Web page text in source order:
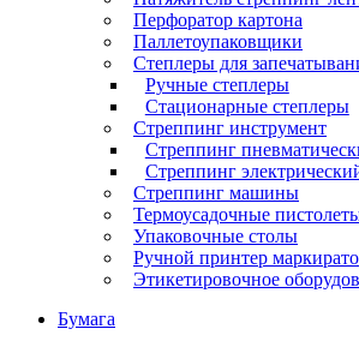
Перфоратор картона
Паллетоупаковщики
Степлеры для
Ручные степлеры
Стационарные степлеры
Стреппинг инструмент
Стреппинг
Стреппинг
Стреппинг машины
Термоусадочные
Упаковочные столы
Ручной принтер
Этикетировочное
Бумага